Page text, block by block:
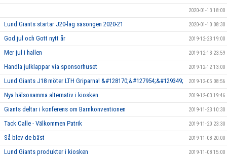
2020-01-13 18:00
Lund Giants startar J20-lag säsongen 2020-21 2020-01-10 08:30
God jul och Gott nytt år 2019-12-23 19:00
Mer jul i hallen 2019-12-13 23:59
Handla julklappar via sponsorhuset 2019-12-12 13:00
Lund Giants J18 möter LTH Griparna! &#128170;&#127954;&#129349; 2019-12-05 08:56
Nya hälsosamma alternativ i kiosken 2019-12-03 19:46
Giants deltar i konferens om Barnkonventionen 2019-11-23 10:30
Tack Calle - Välkommen Patrik 2019-11-20 23:30
Så blev de bäst 2019-11-08 20:00
Lund Giants produkter i kiosken 2019-11-08 15:00